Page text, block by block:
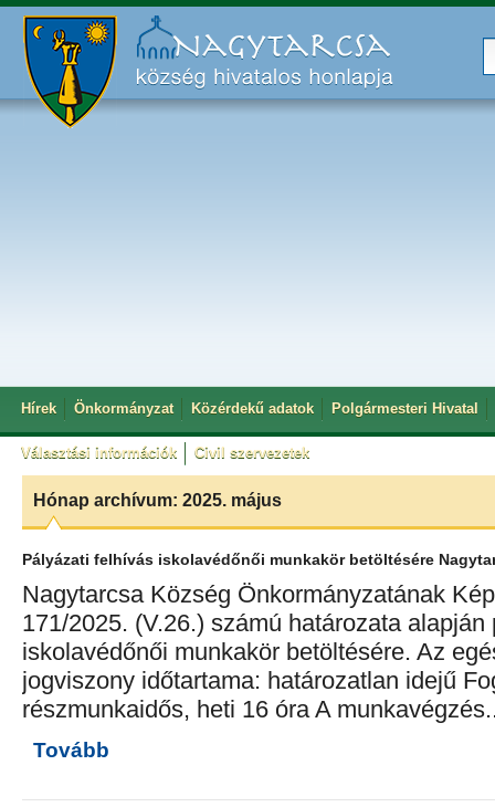
Hírek Önkormányzat Közérdekű adatok Polgármesteri Hivatal
Választási információk Civil szervezetek
Hónap archívum: 2025. május
Pályázati felhívás iskolavédőnői munkakör betöltésére
Nagytarcsa Község Önkormányzatának
171/2025. (V.26.) számú határozata
iskolavédőnői munkakör betöltésére. Az
jogviszony időtartama: határozatlan idejű
részmunkaidős, heti 16 óra A
Tovább